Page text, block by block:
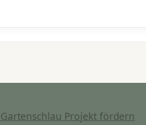
Projekt fördern